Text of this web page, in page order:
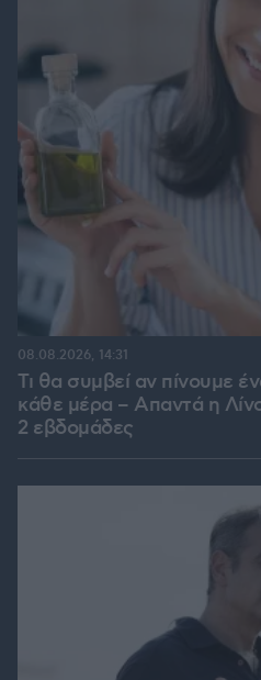
Τι θα συμβεί αν πίνουμε
κάθε μέρα – Απαντά η
2 εβδομάδες
08.08.2026, 14:31